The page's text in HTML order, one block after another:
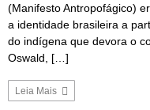
(Manifesto Antropofágico)
a identidade brasileira a
do indígena que devora o
Oswald, […]
Leia Mais